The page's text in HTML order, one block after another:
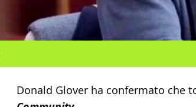
Donald Glover ha confermato che